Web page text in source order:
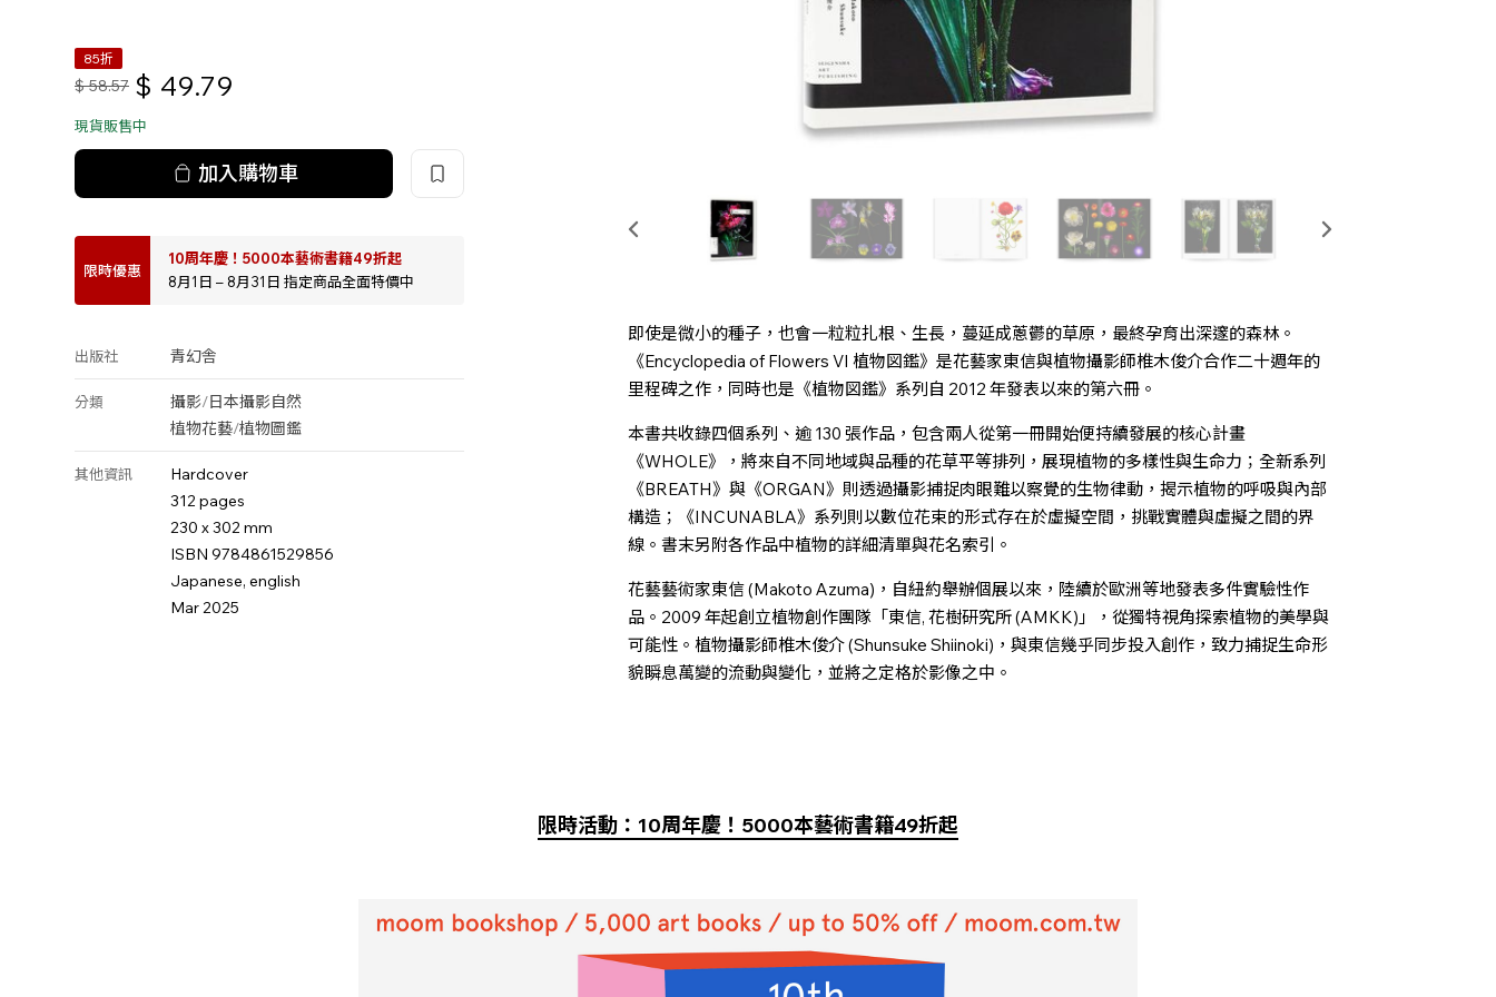
85折
$ 58.57 $ 49.79
現貨販售中
加入購物車
限時優惠
10周年慶！5000本藝術書籍49折起
8月1日 – 8月31日 指定商品全面特價中
出版社 青幻舎
分類 攝影/日本攝影自然
植物花藝/植物圖鑑
其他資訊
Hardcover
312 pages
230 x 302 mm
ISBN 9784861529856
Japanese, english
Mar 2025
即使是微小的種子，也會一粒粒扎根、生長，蔓延成蔥鬱的草原，最終孕育出深邃的森林。
《Encyclopedia of Flowers VI 植物図鑑》是花藝家東信與植物攝影師椎木俊介合作二十週年的
里程碑之作，同時也是《植物図鑑》系列自 2012 年發表以來的第六冊。
本書共收錄四個系列、逾 130 張作品，包含兩人從第一冊開始便持續發展的核心計畫
《WHOLE》，將來自不同地域與品種的花草平等排列，展現植物的多樣性與生命力；全新系列
《BREATH》與《ORGAN》則透過攝影捕捉肉眼難以察覺的生物律動，揭示植物的呼吸與內部
構造；《INCUNABLA》系列則以數位花束的形式存在於虛擬空間，挑戰實體與虛擬之間的界
線。書末另附各作品中植物的詳細清單與花名索引。
花藝藝術家東信 (Makoto Azuma)，自紐約舉辦個展以來，陸續於歐洲等地發表多件實驗性作
品。2009 年起創立植物創作團隊「東信, 花樹研究所 (AMKK)」，從獨特視角探索植物的美學與
可能性。植物攝影師椎木俊介 (Shunsuke Shiinoki)，與東信幾乎同步投入創作，致力捕捉生命形
貌瞬息萬變的流動與變化，並將之定格於影像之中。
限時活動：10周年慶！5000本藝術書籍49折起